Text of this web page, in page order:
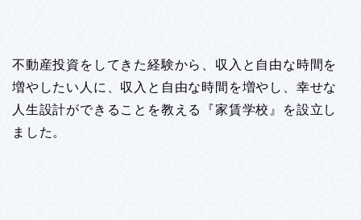
不動産投資をしてきた経験から、収入と自由な時間を
増やしたい人に、収入と自由な時間を増やし、幸せな
人生設計ができることを教える『家賃学校』を設立し
ました。